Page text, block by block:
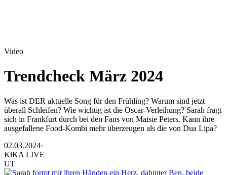
Video
Trendcheck März 2024
Was ist DER aktuelle Song für den Frühling? Warum sind jetzt
überall Schleifen? Wie wichtig ist die Oscar-Verleihung? Sarah fragt
sich in Frankfurt durch bei den Fans von Maisie Peters. Kann ihre
ausgefallene Food-Kombi mehr überzeugen als die von Dua Lipa?
02.03.2024·
KiKA LIVE
UT